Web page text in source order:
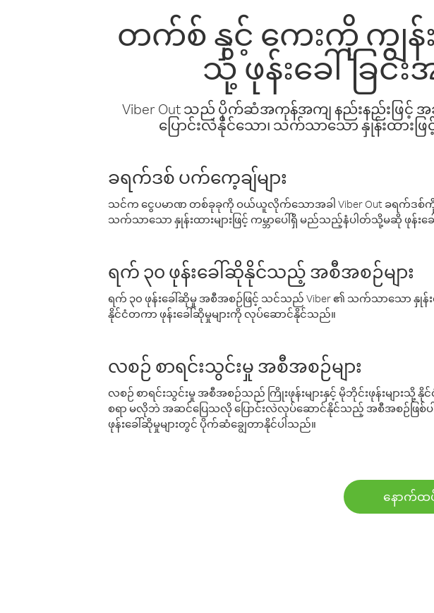
တက်စ် နှင့် ကေးကို ကျွန်း
သို့ ဖုန်းခေါ်ခြင်
Viber Out သည် ပိုက်ဆံအကုန်အကျ နည်းနည်းဖြင့် အ
ပြောင်းလဲနိုင်သော၊ သက်သာသော နှုန်းထားဖ
ခရက်ဒစ် ပက်ကေ့ချ်များ
သင်က ငွေပမာဏ တစ်ခုခုကို ဝယ်ယူလိုက်သောအခါ Viber Out ခရက်
သက်သာသော နှုန်းထားများဖြင့် ကမ္ဘာပေါ်ရှိ မည်သည့်နံပါတ်သို့မဆို ဖုန်းခ
ရက် ၃၀ ဖုန်းခေါ်ဆိုနိုင်သည့် အစီအစဉ်များ
ရက် ၃၀ ဖုန်းခေါ်ဆိုမှု အစီအစဉ်ဖြင့် သင်သည် Viber ၏ သက်သာသော နှုန်
နိုင်ငံတကာ ဖုန်းခေါ်ဆိုမှုများကို လုပ်ဆောင်နိုင်သည်။
လစဉ် စာရင်းသွင်းမှု အစီအစဉ်များ
လစဉ် စာရင်းသွင်းမှု အစီအစဉ်သည် ကြိုးဖုန်းများနှင့် မိုဘိုင်းဖုန်းများ
စရာ မလိုဘဲ အဆင်ပြေသလို ပြောင်းလဲလုပ်ဆောင်နိုင်သည့် အစီအစဉ်ဖြစ်
ဖုန်းခေါ်ဆိုမှုများတွင် ပိုက်ဆံချွေတာနိုင်ပါသည်။
နောက်ထ